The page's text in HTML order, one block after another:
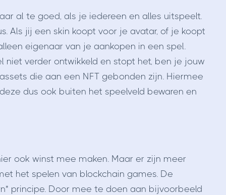
al te goed, als je iedereen en alles uitspeelt.
Als jij een skin koopt voor je avatar, of je koopt
eigenaar van je aankopen in een spel.
niet verder ontwikkeld en stopt het, ben je jouw
die aan een NFT gebonden zijn. Hiermee
dus ook buiten het speelveld bewaren en
ook winst mee maken. Maar er zijn meer
het spelen van blockchain games. De
principe. Door mee te doen aan bijvoorbeeld